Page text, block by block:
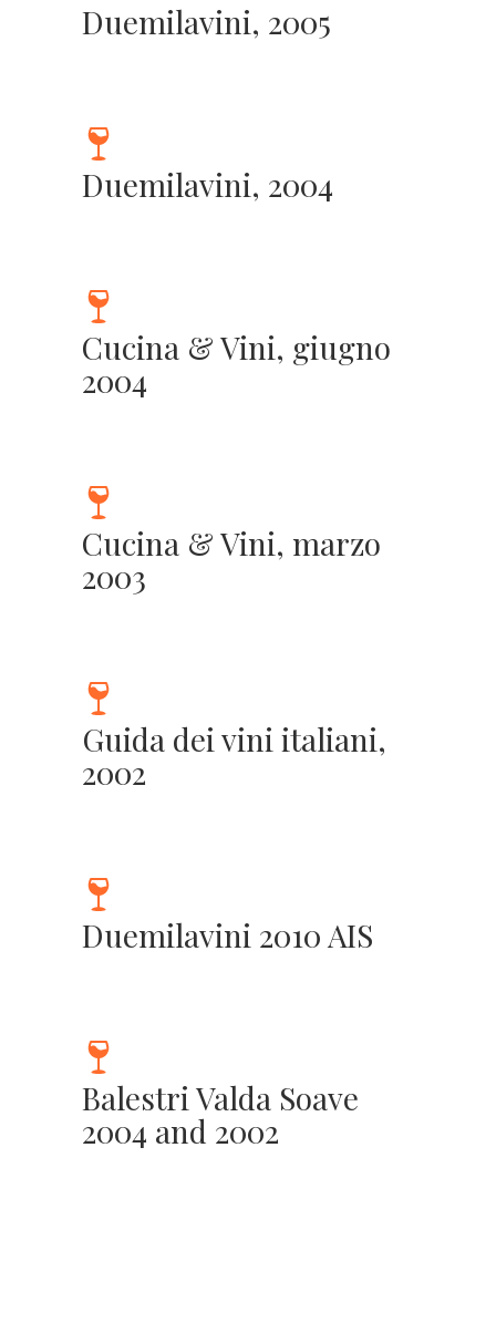
Duemilavini, 2005
Duemilavini, 2004
Cucina & Vini, giugno
2004
Cucina & Vini, marzo
2003
Guida dei vini italiani,
2002
Duemilavini 2010 AIS
Balestri Valda Soave
2004 and 2002